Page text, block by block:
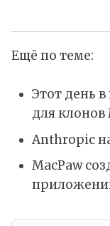
Ещё по теме:
Этот день
для клонов
Anthropic
MacPaw